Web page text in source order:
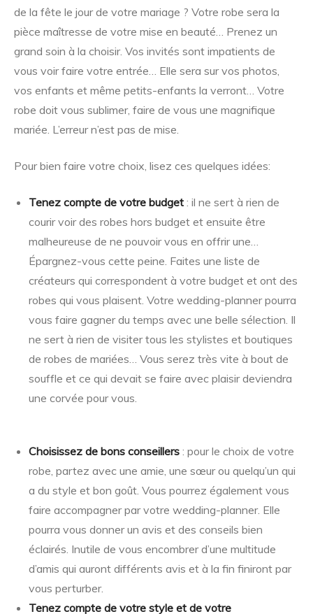
de la fête le jour de votre mariage ? Votre robe sera la
pièce maîtresse de votre mise en beauté… Prenez un
grand soin à la choisir. Vos invités sont impatients de
vous voir faire votre entrée… Elle sera sur vos photos,
vos enfants et même petits-enfants la verront… Votre
robe doit vous sublimer, faire de vous une magnifique
mariée. L’erreur n’est pas de mise.
Pour bien faire votre choix, lisez ces quelques idées:
Tenez compte de votre budget: il ne sert à rien de
courir voir des robes hors budget et ensuite être
malheureuse de ne pouvoir vous en offrir une…
Épargnez-vous cette peine. Faites une liste de
créateurs qui correspondent à votre budget et ont des
robes qui vous plaisent. Votre wedding-planner pourra
vous faire gagner du temps avec une belle sélection. Il
ne sert à rien de visiter tous les stylistes et boutiques
de robes de mariées… Vous serez très vite à bout de
souffle et ce qui devait se faire avec plaisir deviendra
une corvée pour vous.
Choisissez de bons conseillers: pour le choix de votre
robe, partez avec une amie, une sœur ou quelqu’un qui
a du style et bon goût. Vous pourrez également vous
faire accompagner par votre wedding-planner. Elle
pourra vous donner un avis et des conseils bien
éclairés. Inutile de vous encombrer d’une multitude
d’amis qui auront différents avis et à la fin finiront par
vous perturber.
Tenez compte de votre style et de votre